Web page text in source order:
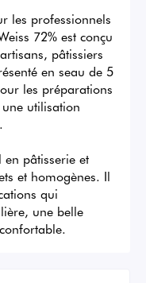
les professionnels
72% est conçu
pâtissiers
en seau de 5
les préparations
utilisation
pâtisserie et
et homogènes. Il
qui
une belle